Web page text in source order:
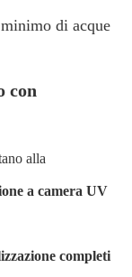
di acque
con
alla
a camera UV
completi